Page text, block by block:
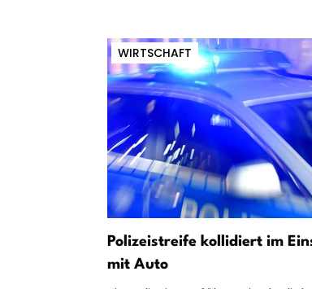
WIRTSCHAFT
Polizeistreife kollidiert im
mit Auto